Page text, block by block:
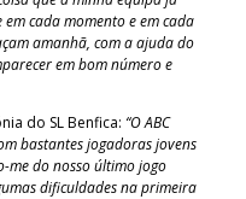
cada momento e em cada
amanhã, com a ajuda do
em bom número e
do SL Benfica: “O ABC
bastantes jogadoras jovens
me do nosso último jogo
dificuldades na primeira